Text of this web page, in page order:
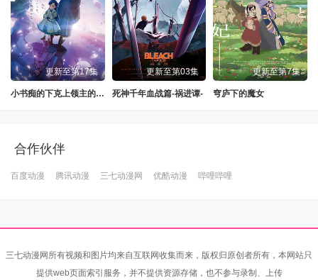
更新至第17集
小书痴的下克上领主的养女
更新至第03集
死神千年血战篇-祸进谭-
更新至第7集
穹庐下的魔女
合作伙伴
百度动漫 腾讯动漫 三七动漫网 优酷动漫 哔哩哔哩
三七动漫网所有视频和图片均来自互联网收集而来，版权归原创者所有，本网站只
提供web页面索引服务，并不提供资源存储，也不参与录制、上传